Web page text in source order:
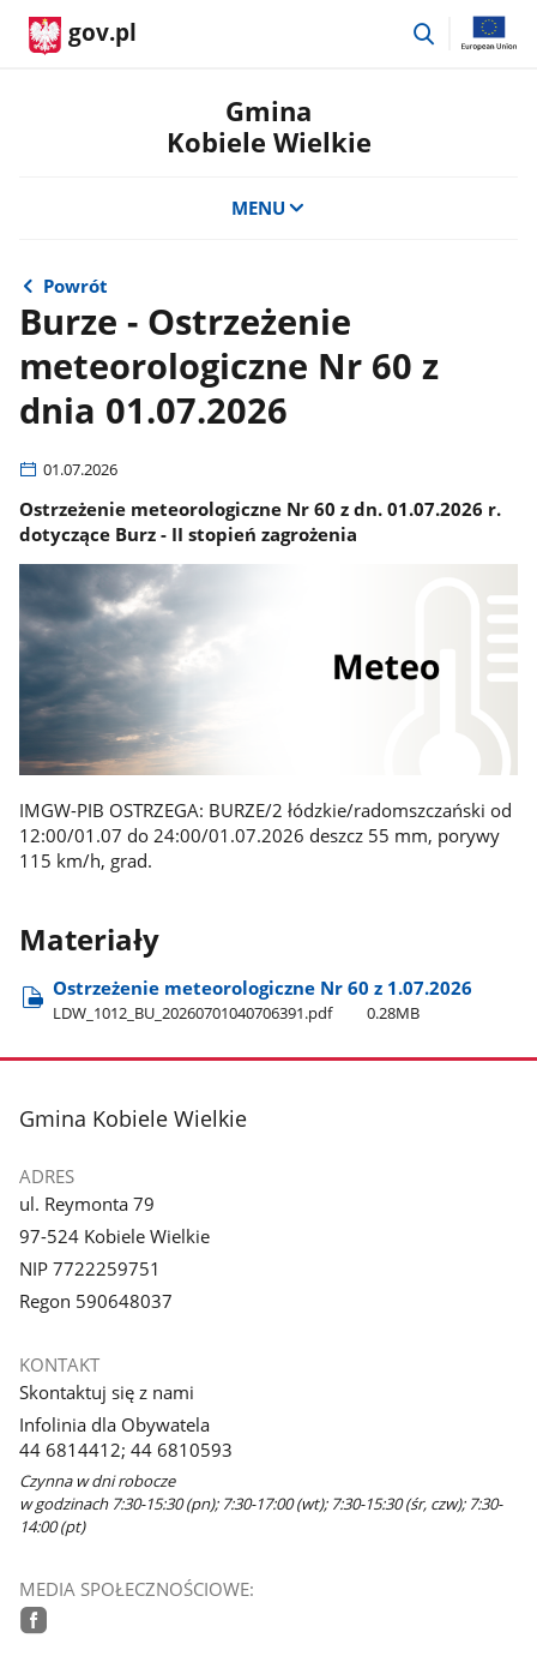
gov.pl
przejdź
Gmina
Kobiele Wielkie
MENU
Powrót
Burze - Ostrzeżenie
meteorologiczne Nr 60 z
dnia 01.07.2026
01.07.2026
Ostrzeżenie meteorologiczne Nr 60 z dn. 01.07.2026 r.
dotyczące Burz - II stopień zagrożenia
IMGW-PIB OSTRZEGA: BURZE/2 łódzkie/radomszczański od
12:00/01.07 do 24:00/01.07.2026 deszcz 55 mm, porywy
115 km/h, grad.
Materiały
Ostrzeżenie meteorologiczne Nr 60 z 1.07.2026
LDW​_1012​_BU​_20260701040706391.pdf 0.28MB
stopka
Gmina Kobiele Wielkie
ADRES
ul. Reymonta 79
97-524 Kobiele Wielkie
NIP 7722259751
Regon 590648037
KONTAKT
Skontaktuj się z nami
Infolinia dla Obywatela
44 6814412; 44 6810593
Czynna w dni robocze
w godzinach 7:30-15:30 (pn); 7:30-17:00 (wt); 7:30-15:30 (śr, czw); 7:30-
14:00 (pt)
MEDIA SPOŁECZNOŚCIOWE: